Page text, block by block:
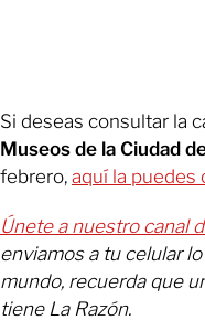
Si deseas consultar la
Museos de la Ciudad
febrero, aquí la puedes
Únete a nuestro canal
enviamos a tu celular
mundo, recuerda que
tiene La Razón.